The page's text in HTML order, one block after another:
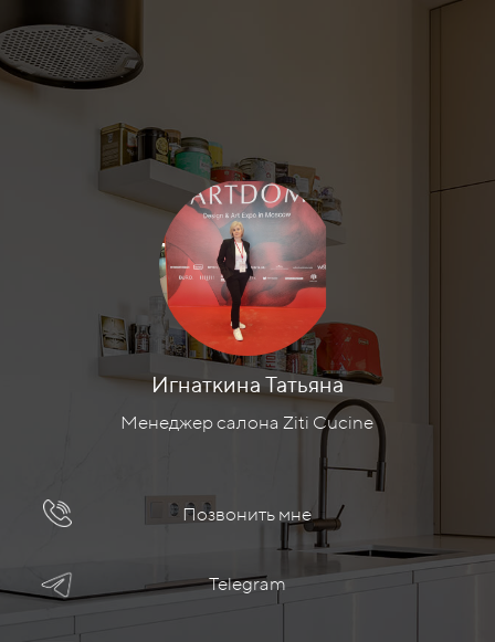
Игнаткина Татьяна
Менеджер салона Ziti Cucine
Позвонить мне
Telegram